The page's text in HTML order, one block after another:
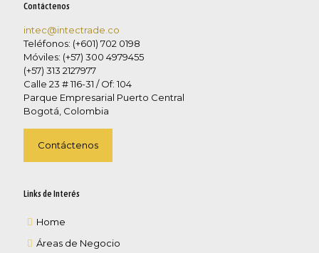
Contáctenos
intec@intectrade.co
Teléfonos: (+601) 702 0198
Móviles: (+57) 300 4979455
(+57) 313 2127977
Calle 23 # 116-31 / Of: 104
Parque Empresarial Puerto Central
Bogotá, Colombia
Contáctenos
Links de Interés
Home
Áreas de Negocio